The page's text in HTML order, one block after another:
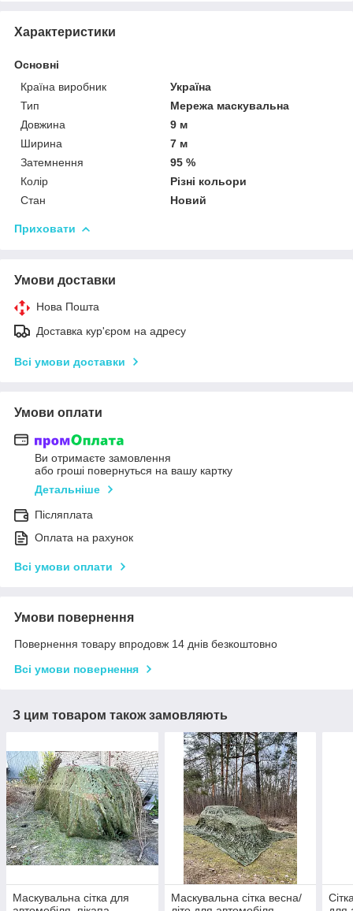
Характеристики
Основні
Країна виробник
Україна
Тип
Мережа маскувальна
Довжина
9 м
Ширина
7 м
Затемнення
95 %
Колір
Різні кольори
Стан
Новий
Приховати
Умови доставки
Нова Пошта
Доставка кур'єром на адресу
Всі умови доставки
Умови оплати
Ви отримаєте замовлення
або гроші повернуться на вашу картку
Детальніше
Післяплата
Оплата на рахунок
Всі умови оплати
Умови повернення
Повернення товару впродовж 14 днів безкоштовно
Всі умови повернення
З цим товаром також замовляють
Маскувальна сітка для
Маскувальна сітка весна/